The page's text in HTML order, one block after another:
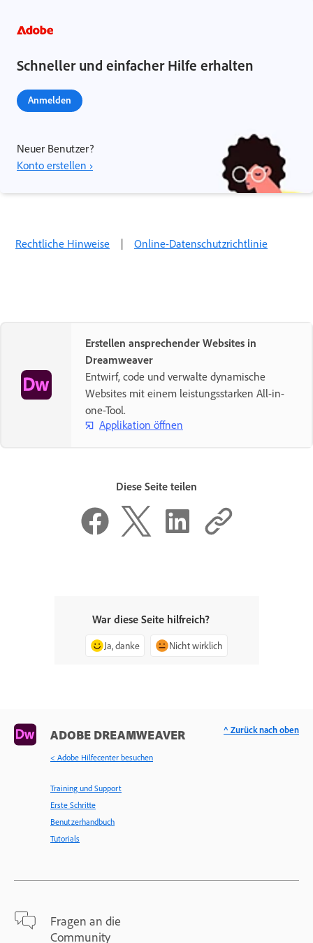
Schneller und einfacher Hilfe erhalten
Anmelden
Neuer Benutzer?
Konto erstellen ›
Rechtliche Hinweise | Online-Datenschutzrichtlinie
Erstellen ansprechender Websites in
Dreamweaver
Entwirf, code und verwalte dynamische
Websites mit einem leistungsstarken All-in-
one-Tool.
Applikation öffnen
Diese Seite teilen
War diese Seite hilfreich?
Ja, danke Nicht wirklich
ADOBE DREAMWEAVER
< Adobe Hilfecenter besuchen
Training und Support
Erste Schritte
Benutzerhandbuch
Tutorials
Fragen an die
Community
^ Zurück nach oben